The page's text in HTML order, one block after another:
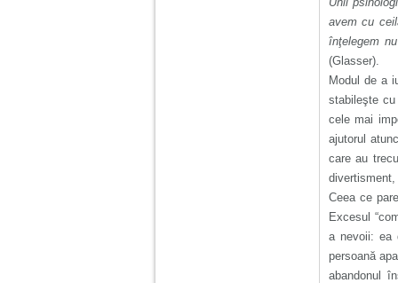
avem cu
înţelegem
(Glasser).
Modul de a
stabileşte
cele mai
ajutorul
care au
Ceea ce
Excesul
a nevoii: ea
persoană
abandonul